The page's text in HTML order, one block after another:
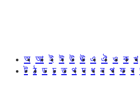
অ আ ই ঈ উ ঊ এ ঐ ও ক খ
ট ঠ ড ঢ ত থ দ ধ ন প ফ ব